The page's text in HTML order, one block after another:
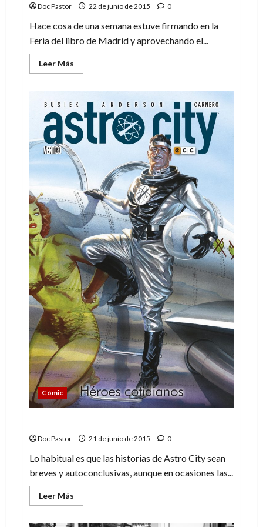
Doc Pastor 22 de junio de 2015 0
Hace cosa de una semana estuve firmando en la
Feria del libro de Madrid y aprovechando el...
Leer Más
más
007,
una
exposición
llena
de
estilo
Cómic
Doc Pastor 21 de junio de 2015 0
Lo habitual es que las historias de Astro City sean
breves y autoconclusivas, aunque en ocasiones las...
Leer Más
más